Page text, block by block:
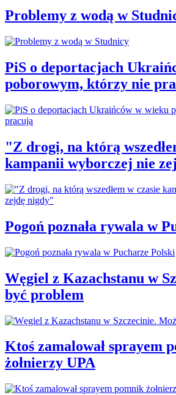
Problemy z wodą w
PiS o deportacjach
poborowym, którzy nie
"Z drogi, na którą
kampanii wyborczej nie
Pogoń poznała rywala w
Węgiel z Kazachstanu w
być problem
Ktoś zamalował sprayem
żołnierzy UPA